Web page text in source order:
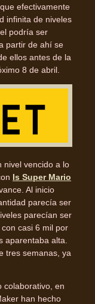
que efectivamente
infinita de niveles
podría ser
partir de ahí se
ellos antes de la
8 de abril.
nivel vencido a lo
Is Super Mario
Al inicio
parecía ser
parecían ser
casi 6 mil por
aparentaba alta.
tres semanas, ya
colaborativo, en
han hecho